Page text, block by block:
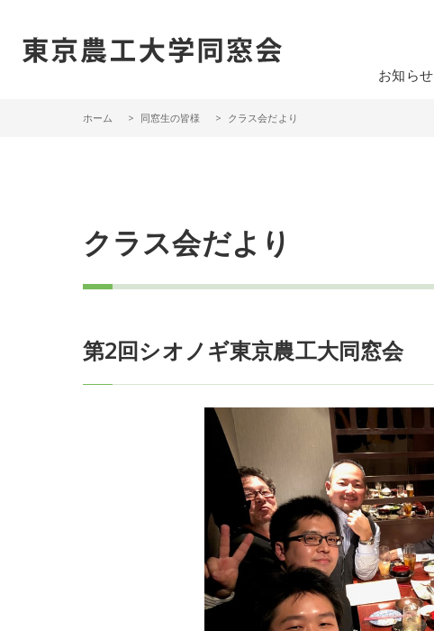
お知らせ
ホーム 同窓生の皆様 クラス会だより
クラス会だより
第2回シオノギ東京農工大同窓会